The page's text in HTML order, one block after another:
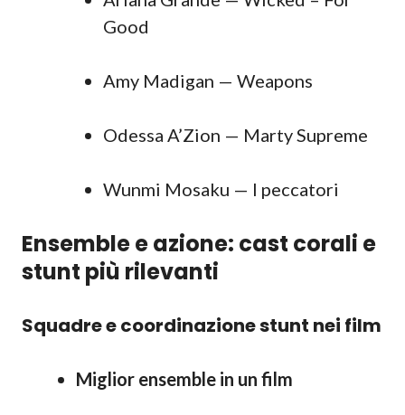
Good
Amy Madigan — Weapons
Odessa A’Zion — Marty Supreme
Wunmi Mosaku — I peccatori
Ensemble e azione: cast corali e
stunt più rilevanti
Squadre e coordinazione stunt nei film
Miglior ensemble in un film